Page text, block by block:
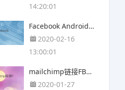
14:20:01
Facebook Android美版接口更新
2020-02-16
13:00:01
mailchimp链接FB，帮你收集名单又po文！
2020-01-27